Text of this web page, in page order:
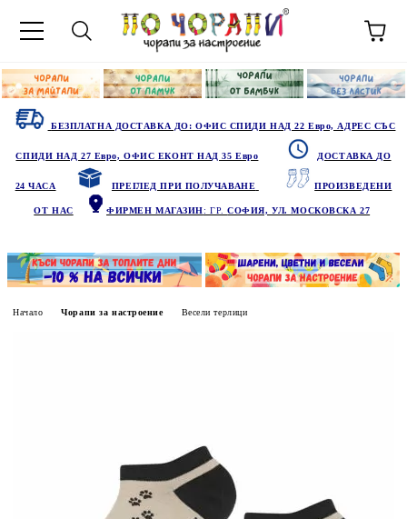
БЕЗПЛАТНА ДОСТАВКА ДО: ОФИС СПИДИ НАД 22 Евро, АДРЕС СЪС
СПИДИ НАД 27 Евро, ОФИС ЕКОНТ НАД 35 Евро ДОСТАВКА ДО
24 ЧАСА ПРЕГЛЕД ПРИ ПОЛУЧАВАНЕ ПРОИЗВЕДЕНИ
ОТ НАС ФИРМЕН МАГАЗИН: ГР.СОФИЯ, УЛ. МОСКОВСКА 27
Начало Чорапи за настроение Весели терлици